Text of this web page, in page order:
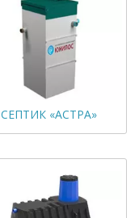
СЕПТИК «АСТРА»